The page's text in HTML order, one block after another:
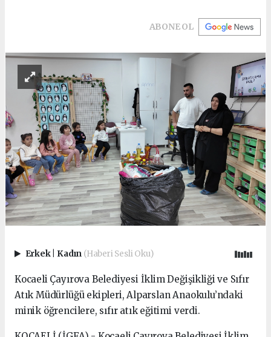
ABONE OL
Erkek Kadın (Haberi Sesli Oku)
Kocaeli Çayırova Belediyesi İklim Değişikliği ve Sıfır
Atık Müdürlüğü ekipleri, Alparslan Anaokulu’ndaki
minik öğrencilere, sıfır atık eğitimi verdi.